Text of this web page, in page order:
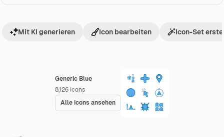
Generic Blue
8,126 Icons
Alle Icons ansehen
Mit KI generieren Icon bearbeiten Icon-Set